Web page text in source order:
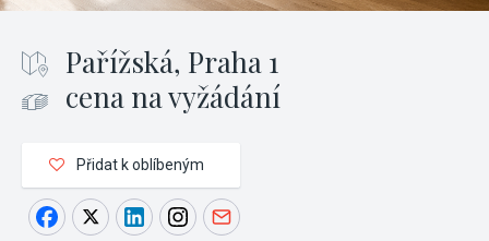
Pařížská, Praha 1
cena na vyžádání
Přidat k oblíbeným